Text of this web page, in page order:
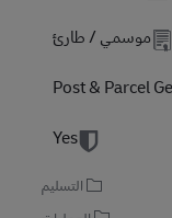
موسمي / طارئ
Post & Parcel
Yes
التسليم